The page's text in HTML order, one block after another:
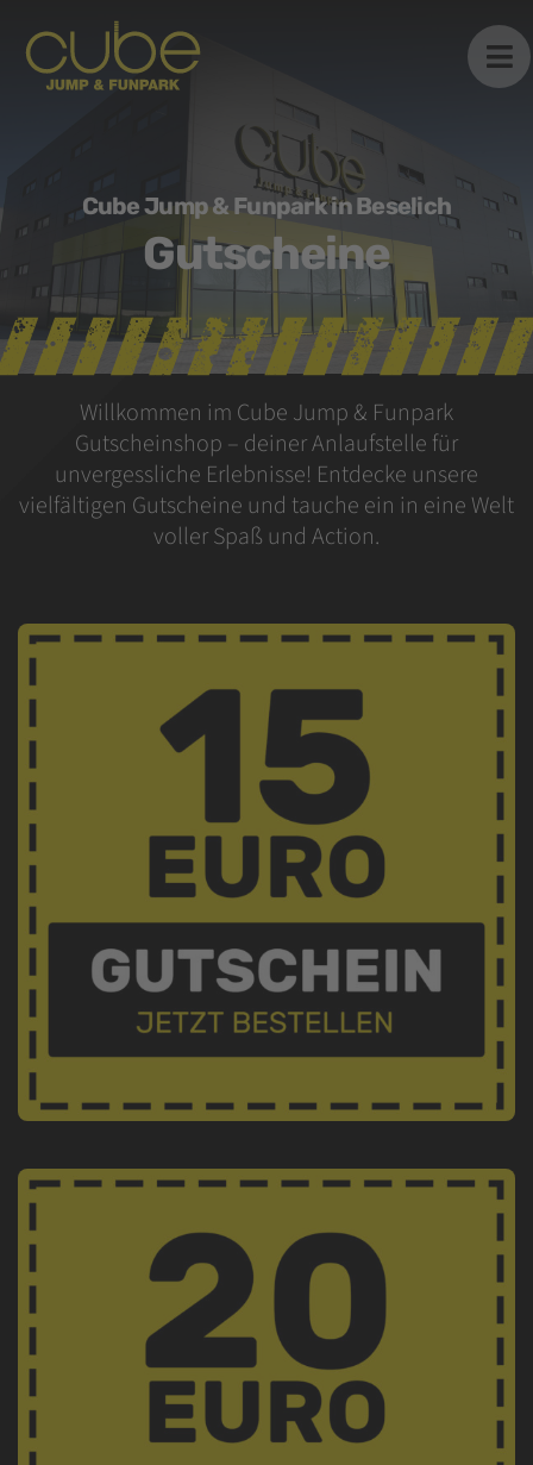
Inhalt
springen
Cube Jump & Funpark in Beselich
Gutscheine
Willkommen im Cube Jump & Funpark
Gutscheinshop – deiner Anlaufstelle für
unvergessliche Erlebnisse! Entdecke unsere
vielfältigen Gutscheine und tauche ein in eine Welt
voller Spaß und Action.